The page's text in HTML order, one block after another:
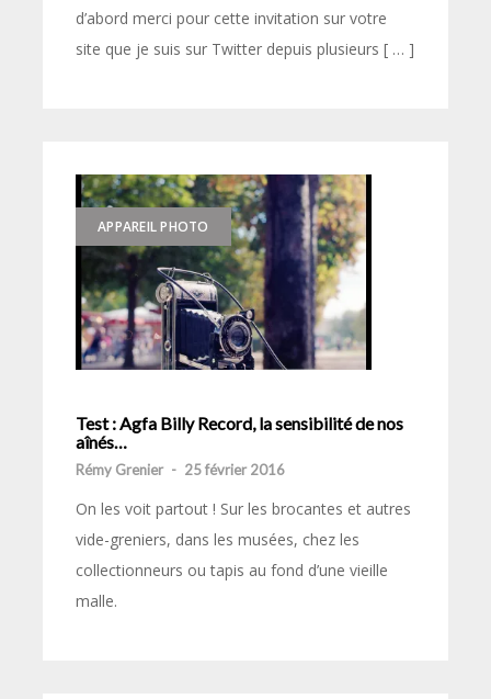
d’abord merci pour cette invitation sur votre
site que je suis sur Twitter depuis plusieurs [ … ]
APPAREIL PHOTO
Test : Agfa Billy Record, la sensibilité de nos
aînés…
Rémy Grenier - 25 février 2016
On les voit partout ! Sur les brocantes et autres
vide-greniers, dans les musées, chez les
collectionneurs ou tapis au fond d’une vieille
malle.